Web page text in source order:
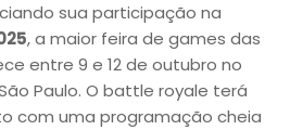
sua participação na
, a maior feira de games das
entre 9 e 12 de outubro no
Paulo. O battle royale terá
com uma programação cheia